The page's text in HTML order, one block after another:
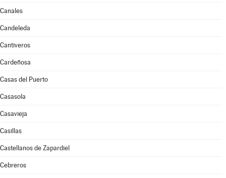
Canales
Candeleda
Cantiveros
Cardeñosa
Casas del Puerto
Casasola
Casavieja
Casillas
Castellanos de Zapardiel
Cebreros